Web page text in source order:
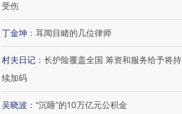
受伤
丁金坤 ： 耳闻目睹的几位律师
村夫日记 ： 长护险覆盖全国 筹资和服务给予将持
续加码
吴晓波 ： “沉睡”的10万亿元公积金